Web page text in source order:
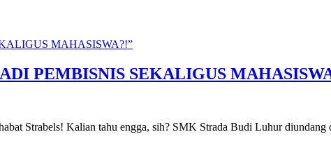
PEMBISNIS SEKALIGUS
Strabels! Kalian tahu engga, sih? SMK Strada Budi Luhur